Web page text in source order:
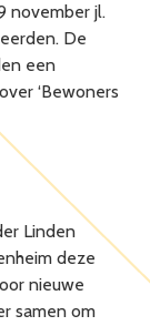
november jl.
De
een
‘Bewoners
Linden
deze
nieuwe
samen om